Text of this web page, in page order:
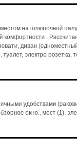
на шлюпочной
.
диван
электро розетка,
удобствами
окно., мест (1),